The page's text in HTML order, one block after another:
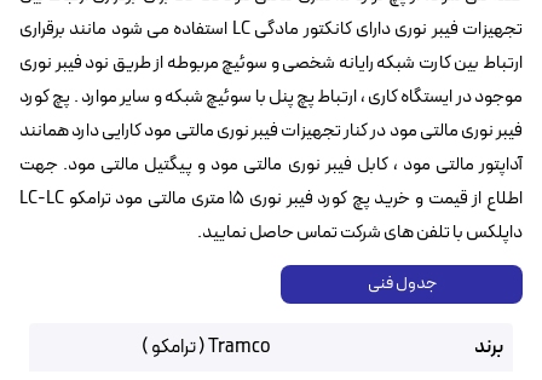
تجهیزات فیبر نوری دارای کانکتور مادگی LC استفاده می شود مانند برقراری
ارتباط بین کارت شبکه رایانه شخصی و سوئیچ مربوطه از طریق نود فیبر نوری
موجود در ایستگاه کاری ، ارتباط پچ پنل با سوئیچ شبکه و سایر موارد . پچ کورد
فیبر نوری مالتی مود در کنار تجهیزات فیبر نوری مالتی مود کارایی دارد همانند
آداپتور مالتی مود ، کابل فیبر نوری مالتی مود و پیگتیل مالتی مود. جهت
اطلاع از قیمت و خرید پچ کورد فیبر نوری ۱۵ متری مالتی مود ترامکو LC-LC
داپلکس با تلفن های شرکت تماس حاصل نمایید.
جدول فنی
برند
Tramco ( ترامکو )